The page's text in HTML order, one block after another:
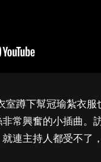
室蹲下幫冠瑜紮衣
常興奮的小插曲。
連主持人都受不了